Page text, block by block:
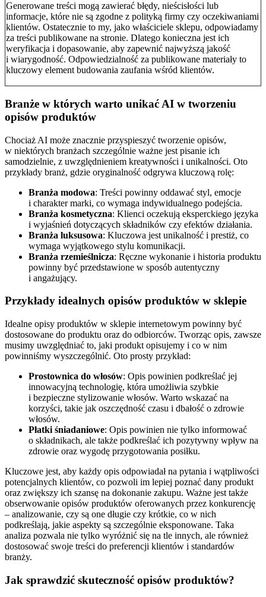
Generowane treści mogą zawierać błędy, nieścisłości lub
informacje, które nie są zgodne z polityką firmy czy oczekiwaniami
klientów. Ostatecznie to my, jako właściciele sklepu, odpowiadamy
za treści publikowane na stronie. Dlatego konieczna jest ich
weryfikacja i dopasowanie, aby zapewnić najwyższą jakość
i wiarygodność. Odpowiedzialność za publikowane materiały to
kluczowy element budowania zaufania wśród klientów.
Branże w których warto unikać AI w tworzeniu
opisów produktów
Chociaż AI może znacznie przyspieszyć tworzenie opisów,
w niektórych branżach szczególnie ważne jest pisanie ich
samodzielnie, z uwzględnieniem kreatywności i unikalności. Oto
przykłady branż, gdzie oryginalność odgrywa kluczową rolę:
Branża modowa: Treści powinny oddawać styl, emocje
i charakter marki, co wymaga indywidualnego podejścia.
Branża kosmetyczna: Klienci oczekują eksperckiego języka
i wyjaśnień dotyczących składników czy efektów działania.
Branża luksusowa: Kluczowa jest unikalność i prestiż, co
wymaga wyjątkowego stylu komunikacji.
Branża rzemieślnicza: Ręczne wykonanie i historia produktu
powinny być przedstawione w sposób autentyczny
i angażujący.
Przykłady idealnych opisów produktów w sklepie
Idealne opisy produktów w sklepie internetowym powinny być
dostosowane do produktu oraz do odbiorców. Tworząc opis, zawsze
musimy uwzględniać to, jaki produkt opisujemy i co w nim
powinniśmy wyszczególnić. Oto prosty przykład:
Prostownica do włosów: Opis powinien podkreślać jej
innowacyjną technologię, która umożliwia szybkie
i bezpieczne stylizowanie włosów. Warto wskazać na
korzyści, takie jak oszczędność czasu i dbałość o zdrowie
włosów.
Płatki śniadaniowe: Opis powinien nie tylko informować
o składnikach, ale także podkreślać ich pozytywny wpływ na
zdrowie oraz wygodę przygotowania posiłku.
Kluczowe jest, aby każdy opis odpowiadał na pytania i wątpliwości
potencjalnych klientów, co pozwoli im lepiej poznać dany produkt
oraz zwiększy ich szansę na dokonanie zakupu. Ważne jest także
obserwowanie opisów produktów oferowanych przez konkurencję
– analizowanie, czy są one długie czy krótkie, co w nich
podkreślają, jakie aspekty są szczególnie eksponowane. Taka
analiza pozwala nie tylko wyróżnić się na tle innych, ale również
dostosować swoje treści do preferencji klientów i standardów
branży.
Jak sprawdzić skuteczność opisów produktów?